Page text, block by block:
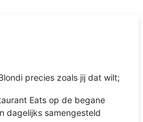
precies zoals jij dat wilt;
Eats op de begane
dagelijks samengesteld